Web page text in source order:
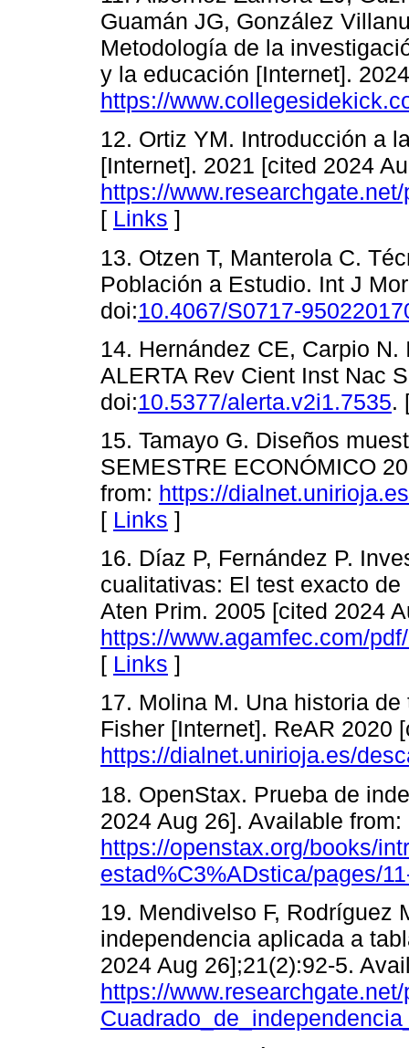
Guamán JG, González
Metodología de la
y la educación [Internet].
https://
12. Ortiz YM. Introducción a
[Internet]. 2021 [cited 2024
https://
[ Links ]
13. Otzen T, Manterola C.
Población a Estudio. Int J
doi:10.4067/S0717-
14. Hernández CE, Carpio
ALERTA Rev Cient Inst Nac
doi:10.5377/alerta.v2i1.7535.
15. Tamayo G. Diseños
SEMESTRE ECONÓMICO
from: https://
[ Links ]
16. Díaz P, Fernández P.
cualitativas: El test exacto
Aten Prim. 2005 [cited 2024
https://www.agamfec.com/
[ Links ]
17. Molina M. Una historia
Fisher [Internet]. ReAR 2020
https://dialnet.unirioja.es/
18. OpenStax. Prueba de
2024 Aug 26]. Available from:
https://openstax.org/books/
estad%C3%ADstica/pages/
19. Mendivelso F, Rodríguez
independencia aplicada a
2024 Aug 26];21(2):92-5.
https://